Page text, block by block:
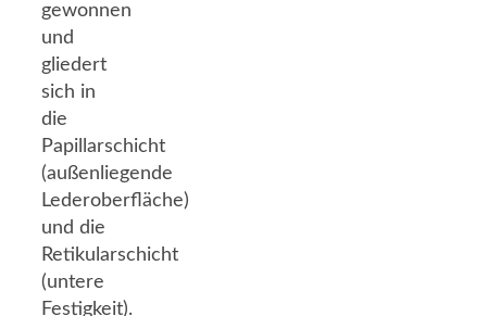
gewonnen
und
gliedert
sich in
die
Papillarschicht
(außenliegende
Lederoberfläche)
und die
Retikularschicht
(untere
Festigkeit).